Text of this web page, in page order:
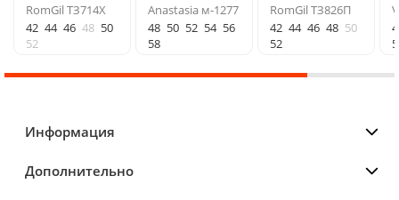
RomGil ТЗ714Х
42 44 46 48 50
52
Anastasia м-1277
48 50 52 54 56
58
RomGil ТЗ826П
42 44 46 48 50
52
Информация
Дополнительно